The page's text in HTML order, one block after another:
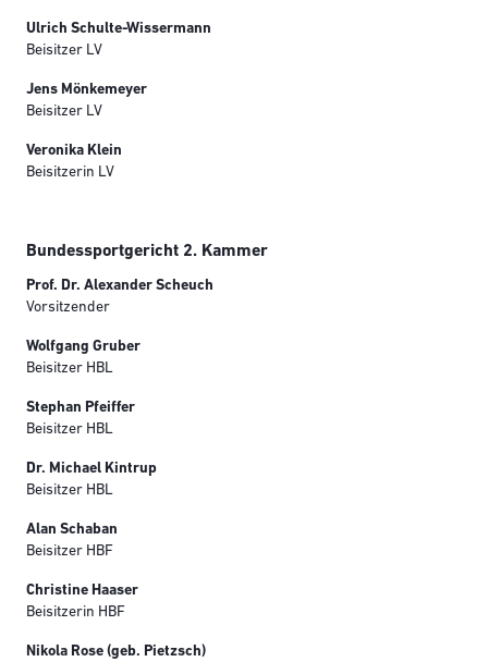
Ulrich Schulte-Wissermann
Beisitzer LV
Jens Mönkemeyer
Beisitzer LV
Veronika Klein
Beisitzerin LV
Bundessportgericht 2. Kammer
Prof. Dr. Alexander Scheuch
Vorsitzender
Wolfgang Gruber
Beisitzer HBL
Stephan Pfeiffer
Beisitzer HBL
Dr. Michael Kintrup
Beisitzer HBL
Alan Schaban
Beisitzer HBF
Christine Haaser
Beisitzerin HBF
Nikola Rose (geb. Pietzsch)